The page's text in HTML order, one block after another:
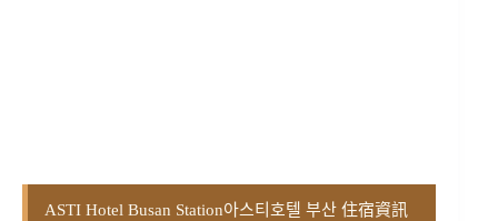
ASTI Hotel Busan Station아스티호텔 부산 住宿資訊